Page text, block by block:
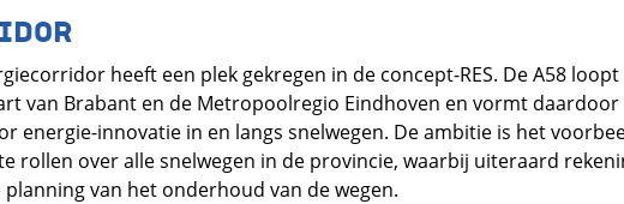
heeft een plek gekregen in de concept-RES. De A58
van Brabant en de Metropoolregio Eindhoven en vormt daardoor
energie-innovatie in en langs snelwegen. De ambitie is het
rollen over alle snelwegen in de provincie, waarbij uiteraard
van het onderhoud van de wegen.